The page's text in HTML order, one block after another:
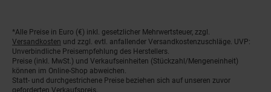
Fußnoten
*Alle Preise in Euro (€) inkl. gesetzlicher Mehrwertsteuer, zzgl.
Versandkosten und zzgl. evtl. anfallender Versandkostenzuschläge. UVP:
Unverbindliche Preisempfehlung des Herstellers.
Preise (inkl. MwSt.) und Verkaufseinheiten (Stückzahl/Mengeneinheit)
können im Online-Shop abweichen.
Statt- und durchgestrichene Preise beziehen sich auf unseren zuvor
geforderten Verkaufspreis.